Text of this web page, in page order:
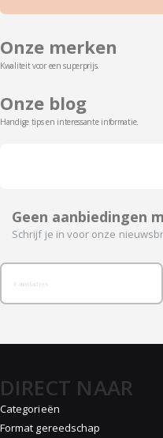
Onze merken
Kwaliteit voor een superprijs.
Onze blog
Handige tips en interessante informatie.
Geen aanbiedingen
Schrijf je in voor onze
DIRECT NAAR
Categorieën
Format gereedschap